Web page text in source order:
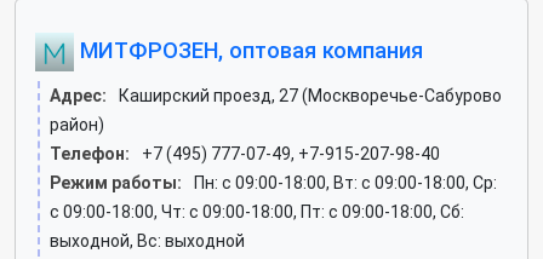
МИТФРОЗЕН, оптовая компания
Адрес:
Каширский проезд, 27 (Москворечье-Сабурово
район)
Телефон:
+7 (495) 777-07-49, +7-915-207-98-40
Режим работы:
Пн: c 09:00-18:00, Вт: c 09:00-18:00, Ср:
c 09:00-18:00, Чт: c 09:00-18:00, Пт: c 09:00-18:00, Сб:
выходной, Вс: выходной